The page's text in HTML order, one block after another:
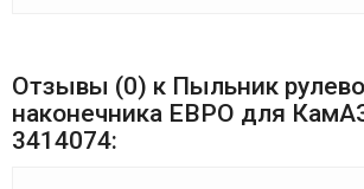
Отзывы (0) к Пыльник
наконечника ЕВРО для
3414074: